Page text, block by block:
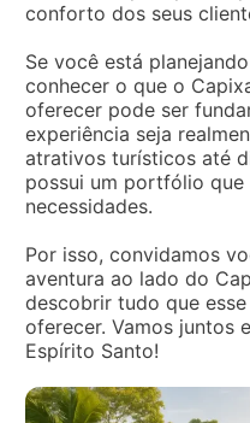
conforto dos seus
Se você está
conhecer o que o
oferecer pode ser
experiência seja
atrativos turísticos até
possui um portfólio que
necessidades.
Por isso, convidamos
aventura ao lado do
descobrir tudo que
oferecer. Vamos juntos
Espírito Santo!